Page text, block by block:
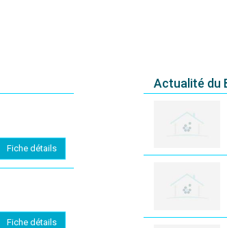
Fiche détails
Fiche détails
Actualité du